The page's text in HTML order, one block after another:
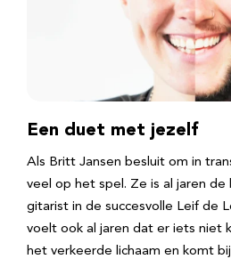
Een duet met jezelf
Als Britt Jansen besluit om in
veel op het spel. Ze is al jaren de
gitarist in de succesvolle Leif de
voelt ook al jaren dat er iets niet
het verkeerde lichaam en komt